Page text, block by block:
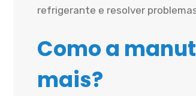
refrigerante e resolver
Como a
mais?